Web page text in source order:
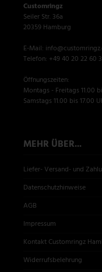
Customringz
Seiler Str. 36a
20359 Hamburg
E-Mail:
Telefon: +49 40 20 22 60
Öffnungszeiten:
Montags - Freitags 11.00
Samstags 11.00 bis 17.00
MEHR ÜBER...
Liefer- Versand- und
Datenschutzhinweise
AGB
Impressum
Kontakt Customringz
Widerrufsbelehrung